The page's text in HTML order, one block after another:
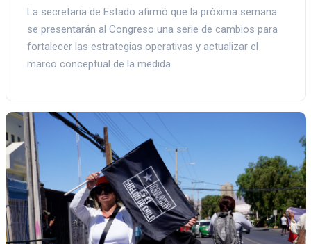
La secretaria de Estado afirmó que la próxima semana
se presentarán al Congreso una serie de cambios para
fortalecer las estrategias operativas y actualizar el
marco conceptual de la medida.